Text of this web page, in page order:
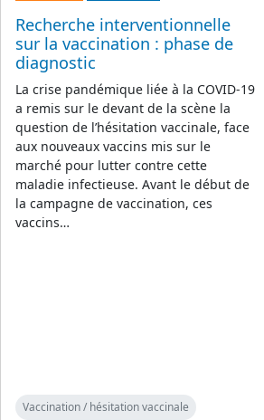
Recherche interventionnelle
sur la vaccination : phase de
diagnostic
La crise pandémique liée à la COVID-19
a remis sur le devant de la scène la
question de l’hésitation vaccinale, face
aux nouveaux vaccins mis sur le
marché pour lutter contre cette
maladie infectieuse. Avant le début de
la campagne de vaccination, ces
vaccins…
Vaccination / hésitation vaccinale